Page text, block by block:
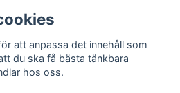
att anpassa det innehåll som
du ska få bästa tänkbara
hos oss.